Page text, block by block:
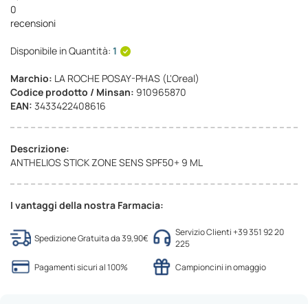
0
recensioni
Disponibile in Quantità: 1
Marchio: LA ROCHE POSAY-PHAS (L'Oreal)
Codice prodotto / Minsan: 910965870
EAN: 3433422408616
Descrizione:
ANTHELIOS STICK ZONE SENS SPF50+ 9 ML
I vantaggi della nostra Farmacia:
Spedizione Gratuita da 39,90€
Servizio Clienti +39 351 92 20
225
Pagamenti sicuri al 100%
Campioncini in omaggio